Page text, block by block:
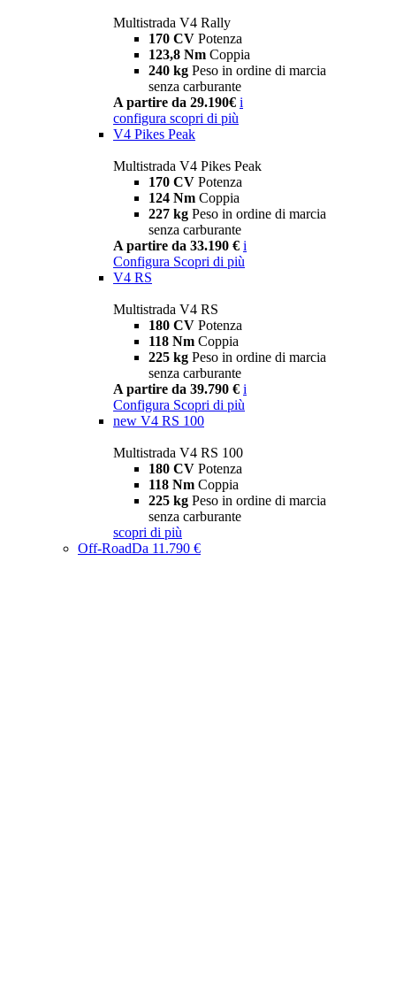
Multistrada V4 Rally
170 CV Potenza
123,8 Nm Coppia
240 kg Peso in ordine di marcia
senza carburante
A partire da 29.190€ i
configura scopri di più
V4 Pikes Peak
Multistrada V4 Pikes Peak
170 CV Potenza
124 Nm Coppia
227 kg Peso in ordine di marcia
senza carburante
A partire da 33.190 € i
Configura Scopri di più
V4 RS
Multistrada V4 RS
180 CV Potenza
118 Nm Coppia
225 kg Peso in ordine di marcia
senza carburante
A partire da 39.790 € i
Configura Scopri di più
new V4 RS 100
Multistrada V4 RS 100
180 CV Potenza
118 Nm Coppia
225 kg Peso in ordine di marcia
senza carburante
scopri di più
Off-RoadDa 11.790 €